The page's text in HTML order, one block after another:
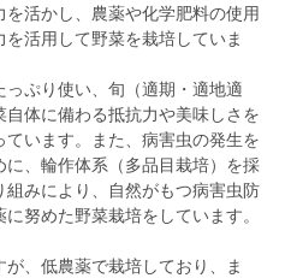
活かし、農薬や化学肥料の使用
活用して野菜を栽培していま
ぷり使い、旬（適期・適地適
体に備わる抵抗力や美味しさを
います。また、病害虫の発生を
、輪作体系（多品目栽培）を採
みにより、自然がもつ病害虫防
努めた野菜栽培をしています。
、低農薬で栽培しており、ま